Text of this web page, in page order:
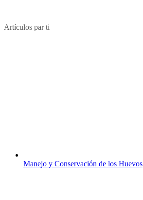
Artículos par ti
Manejo y Conservación de los Huevos